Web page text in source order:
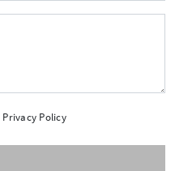
Privacy Policy